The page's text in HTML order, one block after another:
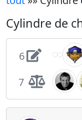
Cylindre de
6
7